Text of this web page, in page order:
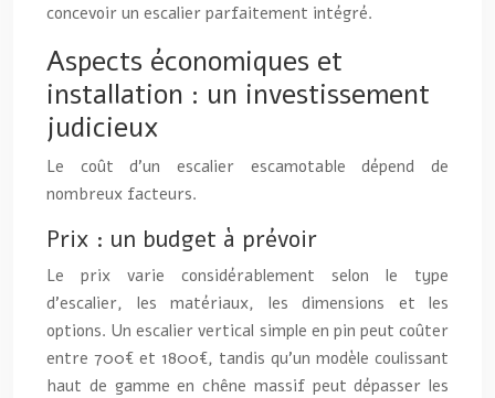
concevoir un escalier parfaitement intégré.
Aspects économiques et
installation : un investissement
judicieux
Le coût d’un escalier escamotable dépend de
nombreux facteurs.
Prix : un budget à prévoir
Le prix varie considérablement selon le type
d’escalier, les matériaux, les dimensions et les
options. Un escalier vertical simple en pin peut coûter
entre 700€ et 1800€, tandis qu’un modèle coulissant
haut de gamme en chêne massif peut dépasser les